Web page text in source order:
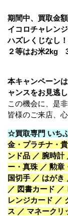
期間中、買取金
イコロチャレン
ハズレくじなし
２等はお米2kg
本キャンペーン
ャンスをお見逃
この機会に、是
皆様のご来店、
☆買取専門 いち
金・プラチナ・
ンド品 ／ 腕時計
ー・真珠 ／ 勲章
国切手 ／ はがき
／ 図書カード
レンジカード ／
ス ／ マネークリ